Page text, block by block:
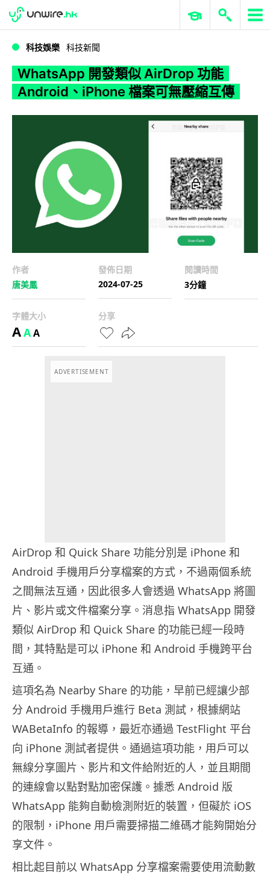
WWDC 2026 ERP 與商業 AI
科技娛樂 科技新聞
WhatsApp 開發類似 AirDrop 功能
Android、iPhone 檔案可無壓縮互傳
作者
唐美鳳
發佈日期
2024-07-25
閱讀時間
3分鐘
字體大小
AAA
分享
ADVERTISEMENT
AirDrop 和 Quick Share 功能分別是 iPhone 和
Android 手機用戶分享檔案的方式，不過兩個系統
之間無法互通，因此很多人會透過 WhatsApp 將圖
片、影片或文件檔案分享。消息指 WhatsApp 開發
類似 AirDrop 和 Quick Share 的功能已經一段時
間，其特點是可以 iPhone 和 Android 手機跨平台
互通。
這項名為 Nearby Share 的功能，早前已經讓少部
分 Android 手機用戶進行 Beta 測試，根據網站
WABetaInfo 的報導，最近亦通過 TestFlight 平台
向 iPhone 測試者提供。通過這項功能，用戶可以
無線分享圖片、影片和文件給附近的人，並且期間
的連線會以點對點加密保護。據悉 Android 版
WhatsApp 能夠自動檢測附近的裝置，但礙於 iOS
的限制，iPhone 用戶需要掃描二維碼才能夠開始分
享文件。
相比起目前以 WhatsApp 分享檔案需要使用流動數